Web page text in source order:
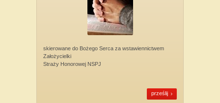
skierowane do Bożego Serca za wstawiennictwem
Założycielki
Straży Honorowej NSPJ
prześlij